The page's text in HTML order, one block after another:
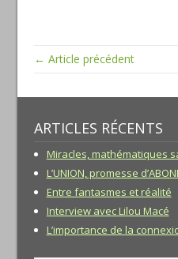
← Article précédent
ARTICLES RÉCENTS
Miracles, mathématiques
L’UNION, promesse
Entre fantasmes et réalité
Interview avec Lilou Macé
L’importance de la